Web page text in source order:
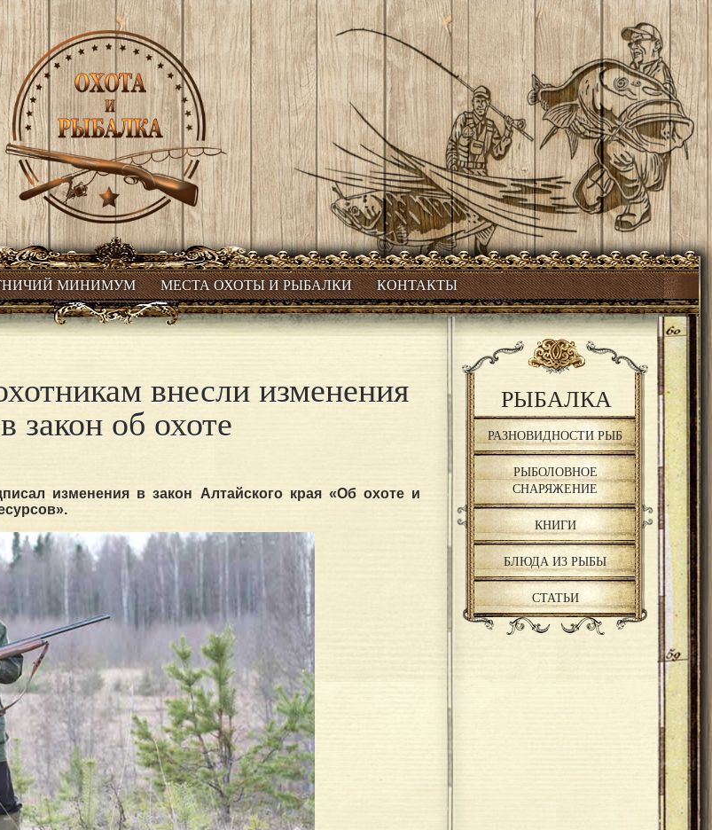
МИНИМУМ МЕСТА ОХОТЫ И РЫБАЛКИ КОНТАКТЫ
внесли изменения
в закон об охоте
изменения в закон Алтайского края «Об охоте и
РЫБАЛКА
РАЗНОВИДНОСТИ РЫБ
РЫБОЛОВНОЕ
СНАРЯЖЕНИЕ
КНИГИ
БЛЮДА ИЗ РЫБЫ
СТАТЬИ